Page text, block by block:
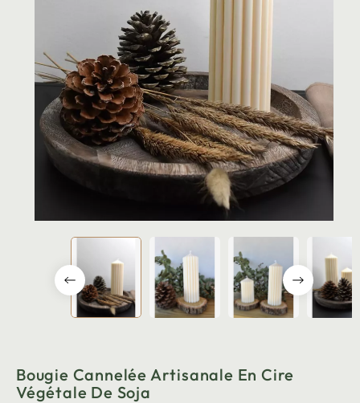
Bougie Cannelée Artisanale En Cire
Végétale De Soja